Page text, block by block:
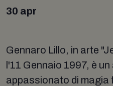
30 apr
Gennaro Lillo, in arte
l'11 Gennaio 1997, è
appassionato di magia